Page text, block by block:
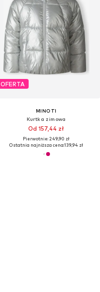
OFERTA
MINOTI
Kurtka zimowa
Od 157,44 zł
Pierwotnie: 249,90 zł
Ostatnia najniższa cena:139,94 zł